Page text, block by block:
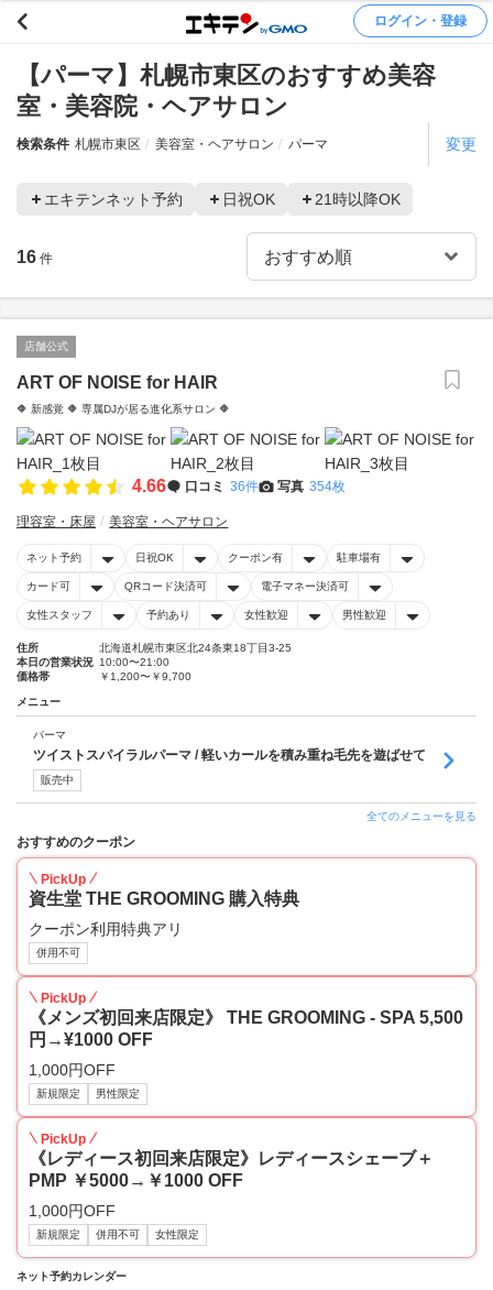
ログイン・登録
【パーマ】札幌市東区のおすすめ美容
室・美容院・ヘアサロン
検索条件 札幌市東区 美容室・ヘアサロン パーマ 変更
エキテンネット予約 日祝OK 21時以降OK
16 件
店舗公式
ART OF NOISE for HAIR
🔶 新感覚 🔶 専属DJが居る進化系サロン 🔶
4.66 口コミ 36件 写真 354枚
理容室・床屋 美容室・ヘアサロン
ネット予約 日祝OK クーポン有 駐車場有
カード可 QRコード決済可 電子マネー決済可
女性スタッフ 予約あり 女性歓迎 男性歓迎
住所
北海道札幌市東区北24条東18丁目3-25
本日の営業状況 10:00〜21:00
価格帯
￥1,200〜￥9,700
メニュー
パーマ
ツイストスパイラルパーマ / 軽いカールを積み重ね毛先を遊ばせて
販売中
全てのメニューを見る
おすすめのクーポン
PickUp
資生堂 THE GROOMING 購入特典
クーポン利用特典アリ
併用不可
PickUp
《メンズ初回来店限定》 THE GROOMING - SPA 5,500
円→¥1000 OFF
1,000円OFF
新規限定 男性限定
PickUp
《レディース初回来店限定》レディースシェーブ＋
PMP ￥5000→￥1000 OFF ​
1,000円OFF
新規限定 併用不可 女性限定
ネット予約カレンダー